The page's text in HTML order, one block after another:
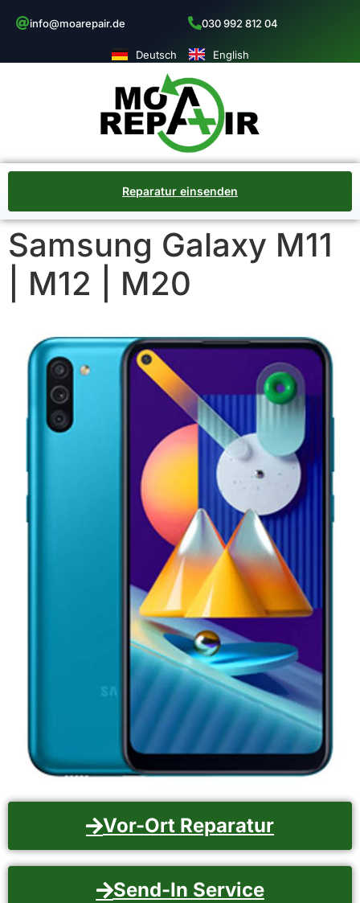
info@moarepair.de 030 992 812 04
Deutsch English
Reparatur einsenden
Samsung Galaxy M11
| M12 | M20
Vor-Ort Reparatur
Send-In Service